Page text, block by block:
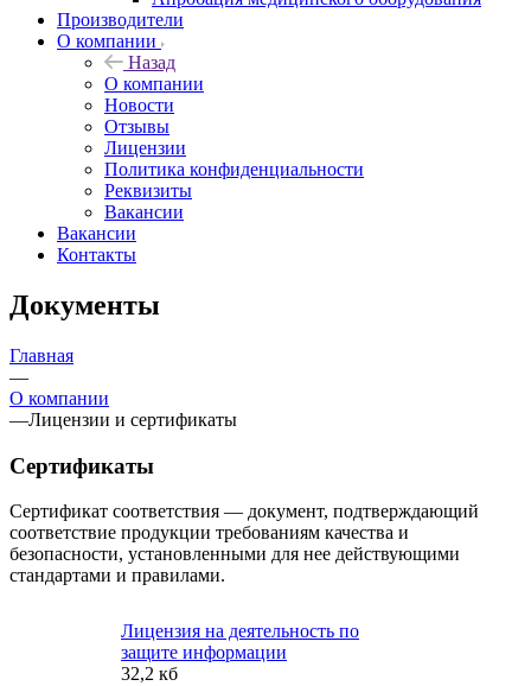
Производители
О компании
Назад
О компании
Новости
Отзывы
Лицензии
Политика конфиденциальности
Реквизиты
Вакансии
Вакансии
Контакты
Документы
Главная
—
О компании
—Лицензии и сертификаты
Сертификаты
Сертификат соответствия — документ, подтверждающий
соответствие продукции требованиям качества и
безопасности, установленными для нее действующими
стандартами и правилами.
Лицензия на деятельность по
защите информации
32,2 кб